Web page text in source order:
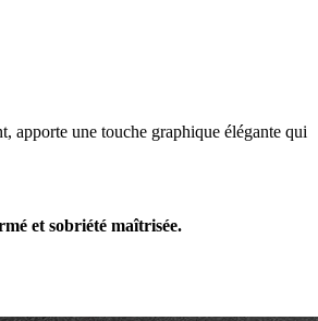
apporte une touche graphique élégante qui
et sobriété maîtrisée.